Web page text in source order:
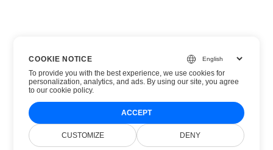
COOKIE NOTICE
To provide you with the best experience, we use cookies for
personalization, analytics, and ads. By using our site, you agree
toour cookie policy.
ACCEPT
CUSTOMIZE DENY